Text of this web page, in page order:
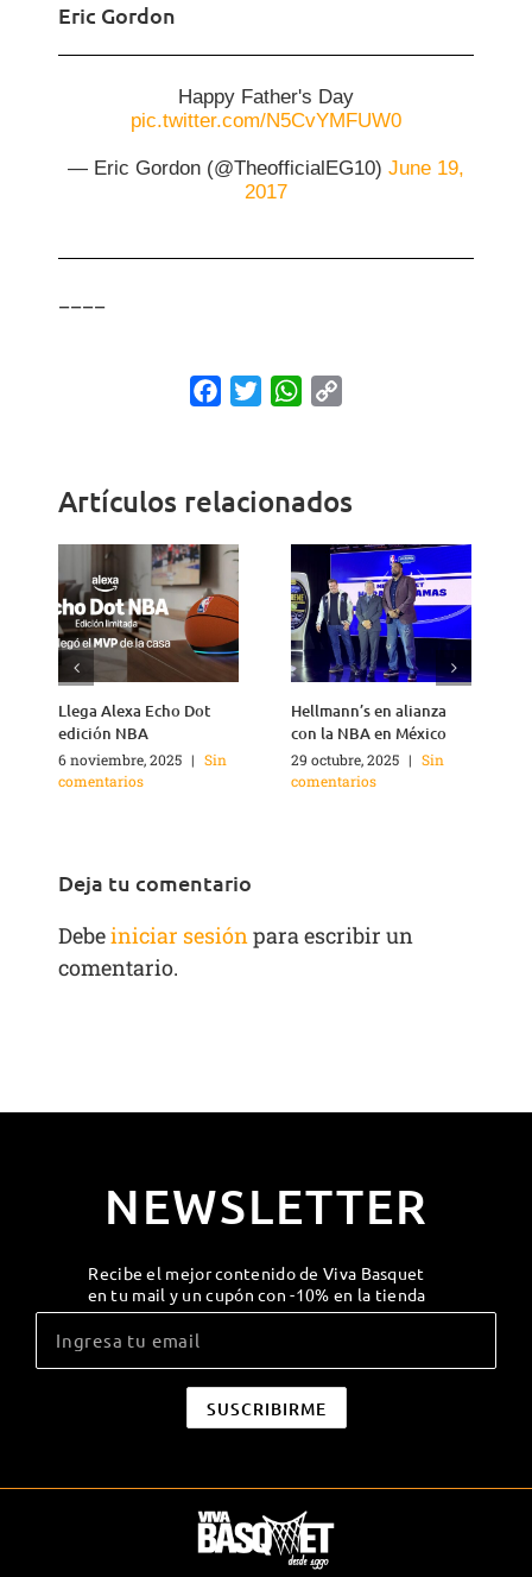
Eric Gordon
Happy Father's Day
pic.twitter.com/N5CvYMFUW0
— Eric Gordon (@TheofficialEG10) June 19,
2017
FacebookTwitterWhatsApp
Artículos relacionados
Llega Alexa Echo Dot
edición NBA
6 noviembre, 2025 | Sin
comentarios
Hellmann’s en alianza
con la NBA en México
29 octubre, 2025 | Sin
comentarios
Deja tu comentario
Debeiniciar sesiónpara escribir un
comentario.
NEWSLETTER
Recibe el mejor contenido de Viva Basquet
en tu mail y un cupón con -10% en la tienda